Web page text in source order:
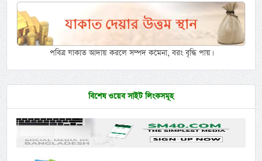
পবিত্র যাকাত আদায় করলে সম্পদ কমেনা, বরং বৃদ্ধি পায়।
বিশেষ ওয়েব সাইট লিংকসমূহ